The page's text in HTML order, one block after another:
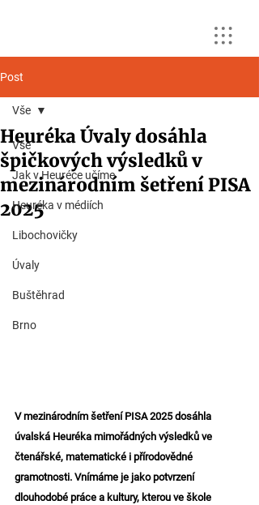
Post
Vše
Jak v Heuréce učíme
Heuréka v médiích
Libochovičky
Úvaly
Buštěhrad
Brno
Vše
Heuréka Úvaly dosáhla
špičkových výsledků v
mezinárodním šetření PISA
2025
V mezinárodním šetření PISA 2025 dosáhla
úvalská Heuréka mimořádných výsledků ve
čtenářské, matematické i přírodovědné
gramotnosti. Vnímáme je jako potvrzení
dlouhodobé práce a kultury, kterou ve škole